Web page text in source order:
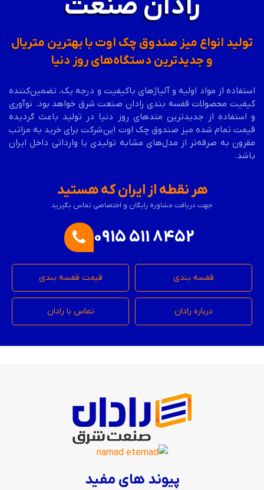
تولید انواع میز صندوق چک اوت با بهترین متریال
و جدیدترین دستگاه‌های روز دنیا
استفاده از مواد اولیه و آلیاژهای باکیفیت و درجه یک، تضمین‌کننده
کیفیت محصولات قفسه بندی رادان صنعت شرق خواهد بود. نوآوری
و استفاده از جدیدترین متدهای روز دنیا در تولید باعث گردیده
قیمت تمام شده میز صندوق چک اوت اینشرکت برای خرید به مراتب
مقرون به صرفه‌تر از مدل‌های مشابه تولیدی یا وارداتی داخل ایران
باشد.
هر نقطه از ایران که هستید
جهت دریافت مشاوره رایگان و اختصاصی تماس بگیرید
0915 511 8452
قفسه بندی قیمت قفسه بندی
درباره رادان تماس با رادان
پیوند های مفید